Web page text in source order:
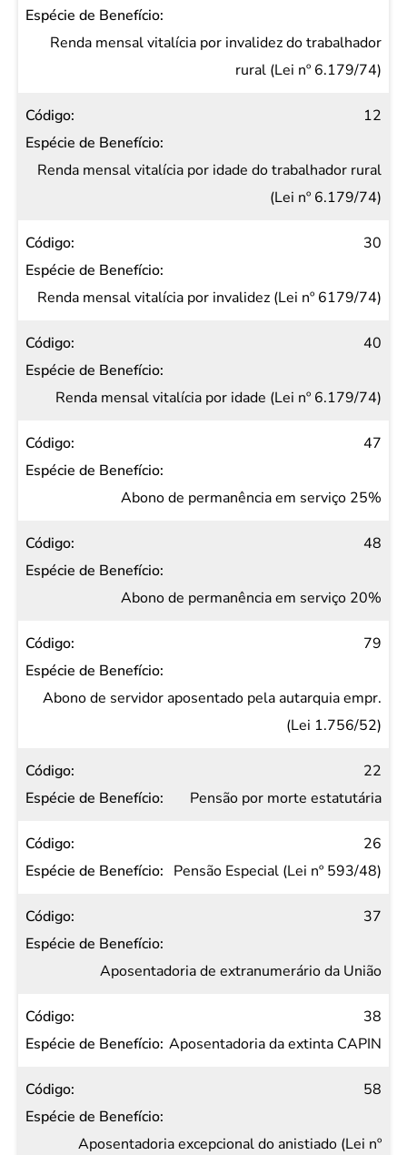
Renda mensal vitalícia por invalidez do trabalhador
rural (Lei nº 6.179/74)
12
Renda mensal vitalícia por idade do trabalhador rural
(Lei nº 6.179/74)
30
Renda mensal vitalícia por invalidez (Lei nº 6179/74)
40
Renda mensal vitalícia por idade (Lei nº 6.179/74)
47
Abono de permanência em serviço 25%
48
Abono de permanência em serviço 20%
79
Abono de servidor aposentado pela autarquia empr.
(Lei 1.756/52)
22
Pensão por morte estatutária
26
Pensão Especial (Lei nº 593/48)
37
Aposentadoria de extranumerário da União
38
Aposentadoria da extinta CAPIN
58
Aposentadoria excepcional do anistiado (Lei nº